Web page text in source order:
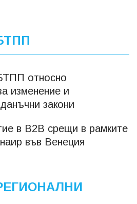
относно
изменение и
закони
в B2B срещи в рамките
във Венеция